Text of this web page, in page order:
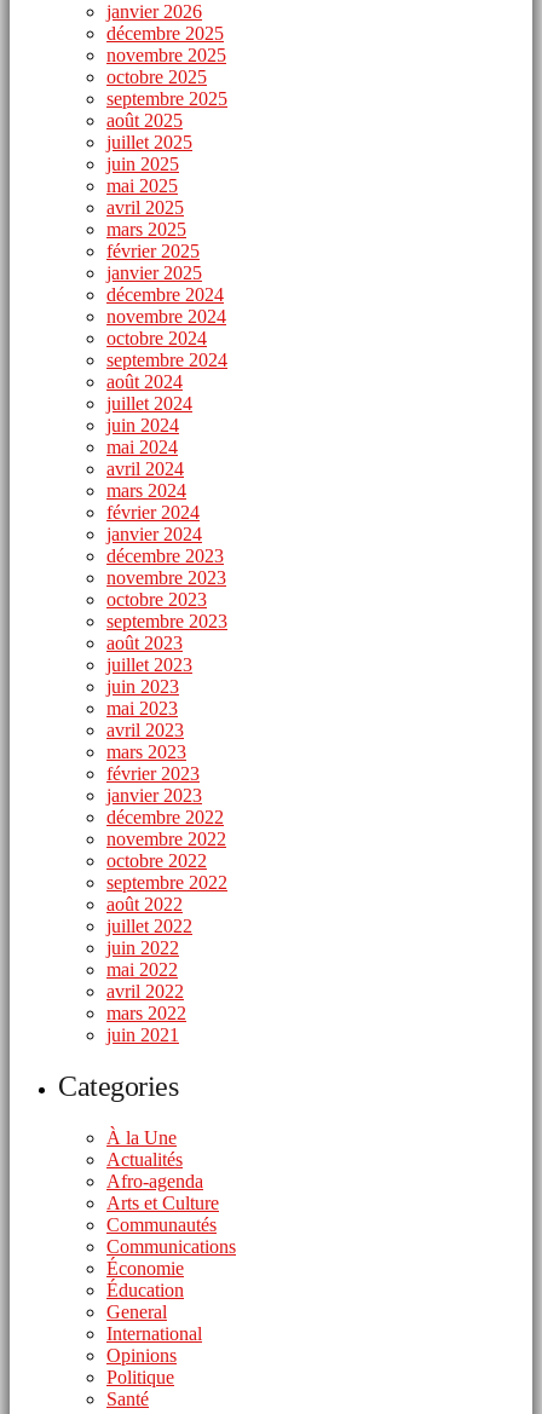
janvier 2026
décembre 2025
novembre 2025
octobre 2025
septembre 2025
août 2025
juillet 2025
juin 2025
mai 2025
avril 2025
mars 2025
février 2025
janvier 2025
décembre 2024
novembre 2024
octobre 2024
septembre 2024
août 2024
juillet 2024
juin 2024
mai 2024
avril 2024
mars 2024
février 2024
janvier 2024
décembre 2023
novembre 2023
octobre 2023
septembre 2023
août 2023
juillet 2023
juin 2023
mai 2023
avril 2023
mars 2023
février 2023
janvier 2023
décembre 2022
novembre 2022
octobre 2022
septembre 2022
août 2022
juillet 2022
juin 2022
mai 2022
avril 2022
mars 2022
juin 2021
Categories
À la Une
Actualités
Afro-agenda
Arts et Culture
Communautés
Communications
Économie
Éducation
General
International
Opinions
Politique
Santé